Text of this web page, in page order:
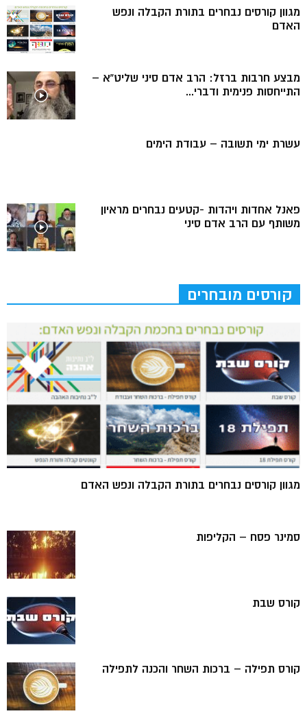
מגוון קורסים נבחרים בתורת הקבלה ונפש
האדם
מבצע חרבות ברזל: הרב אדם סיני שליט”א –
התייחסות פנימית ודברי...
עשרת ימי תשובה – עבודת הימים
פאנל אחדות ויהדות -קטעים נבחרים מראיון
משותף עם הרב אדם סיני
קורסים מובחרים
מגוון קורסים נבחרים בתורת הקבלה ונפש האדם
סמינר פסח – הקליפות
קורס שבת
קורס תפילה – ברכות השחר והכנה לתפילה